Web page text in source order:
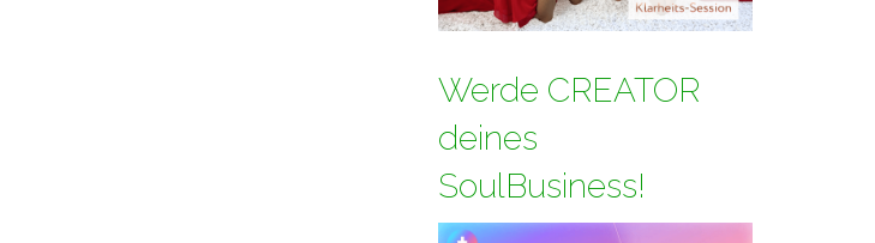
Werde CREATOR
deines
SoulBusiness!